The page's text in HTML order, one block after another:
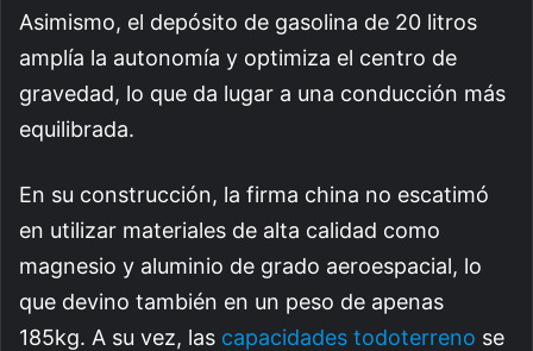
Asimismo, el depósito de gasolina de 20 litros
amplía la autonomía y optimiza el centro de
gravedad, lo que da lugar a una conducción más
equilibrada.
En su construcción, la firma china no escatimó
en utilizar materiales de alta calidad como
magnesio y aluminio de grado aeroespacial, lo
que devino también en un peso de apenas
185kg. A su vez, las capacidades todoterreno se